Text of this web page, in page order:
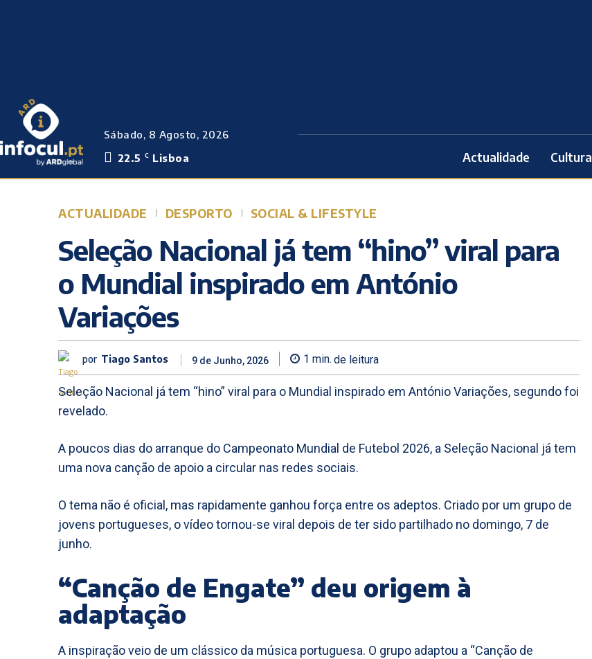
Sábado, 8 Agosto, 2026
22.5
C Lisboa Actualidade Cultura
ACTUALIDADE DESPORTO SOCIAL & LIFESTYLE
Seleção Nacional já tem “hino” viral para
o Mundial inspirado em António
Variações
por Tiago Santos 9 de Junho, 2026 1 min. de leitura
Seleção Nacional já tem “hino” viral para o Mundial inspirado em António Variações, segundo foi
revelado.
A poucos dias do arranque do Campeonato Mundial de Futebol 2026, a Seleção Nacional já tem
uma nova canção de apoio a circular nas redes sociais.
O tema não é oficial, mas rapidamente ganhou força entre os adeptos. Criado por um grupo de
jovens portugueses, o vídeo tornou-se viral depois de ter sido partilhado no domingo, 7 de
junho.
“Canção de Engate” deu origem à
adaptação
A inspiração veio de um clássico da música portuguesa. O grupo adaptou a “Canção de